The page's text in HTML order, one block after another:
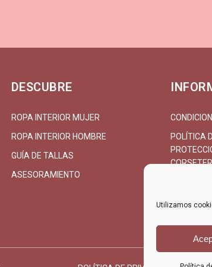
Utilizamos
DESCUBRE
ROPA INTERIOR MUJER
ROPA INTERIOR HOMBRE
GUÍA DE TALLAS
ASESORAMIENTO
POLÍTICA